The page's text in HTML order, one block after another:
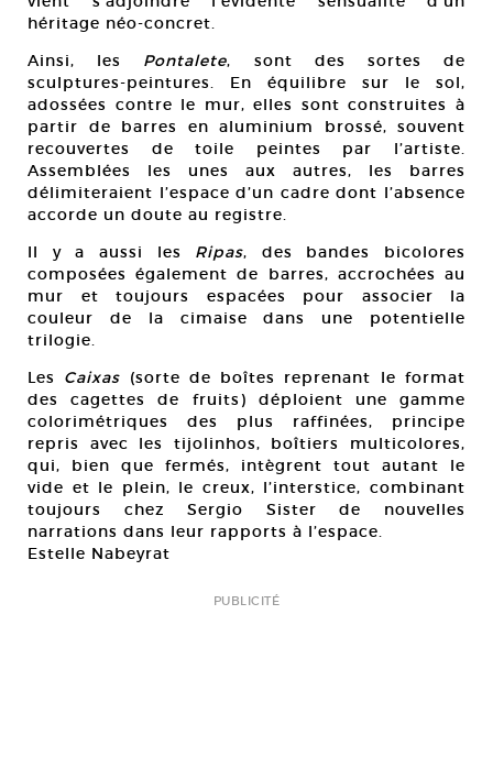
héritage néo-concret.
Ainsi, les Pontalete, sont des sortes de
sculptures-peintures. En équilibre sur le sol,
adossées contre le mur, elles sont construites à
partir de barres en aluminium brossé, souvent
recouvertes de toile peintes par l’artiste.
Assemblées les unes aux autres, les barres
délimiteraient l’espace d’un cadre dont l’absence
accorde un doute au registre.
Il y a aussi les Ripas, des bandes bicolores
composées également de barres, accrochées au
mur et toujours espacées pour associer la
couleur de la cimaise dans une potentielle
trilogie.
Les Caixas (sorte de boîtes reprenant le format
des cagettes de fruits) déploient une gamme
colorimétriques des plus raffinées, principe
repris avec les tijolinhos, boîtiers multicolores,
qui, bien que fermés, intègrent tout autant le
vide et le plein, le creux, l’interstice, combinant
toujours chez Sergio Sister de nouvelles
narrations dans leur rapports à l’espace.
Estelle Nabeyrat
PUBLICITÉ